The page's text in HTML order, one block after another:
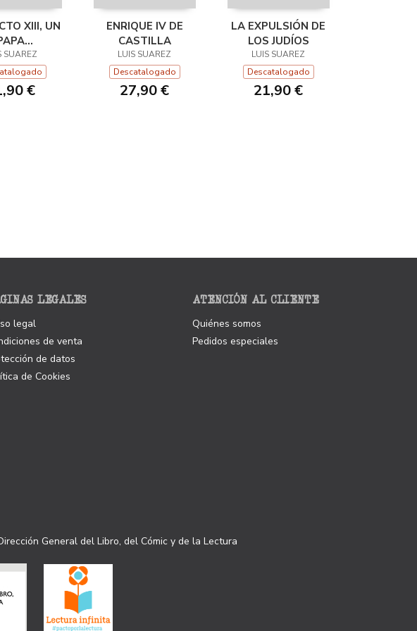
XIII, UN
SUAREZ
€
ENRIQUE IV DE
CASTILLA
LUIS SUAREZ
Descatalogado
27,90 €
LA EXPULSIÓN DE
LOS JUDÍOS
LUIS SUAREZ
Descatalogado
21,90 €
LEGALES
legal
de venta
de datos
de Cookies
ATENCIÓN AL CLIENTE
Quiénes somos
Pedidos especiales
General del Libro, del Cómic y de la Lectura